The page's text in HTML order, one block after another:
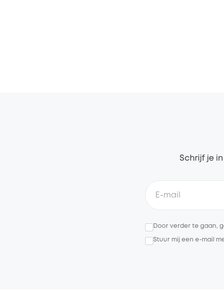
Schrijf je
Door verder te gaan,
Stuur mij een e-mail